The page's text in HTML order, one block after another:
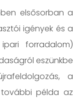
elsősorban a
igények és a
forradalom)
eszünkbe
a
további példa az